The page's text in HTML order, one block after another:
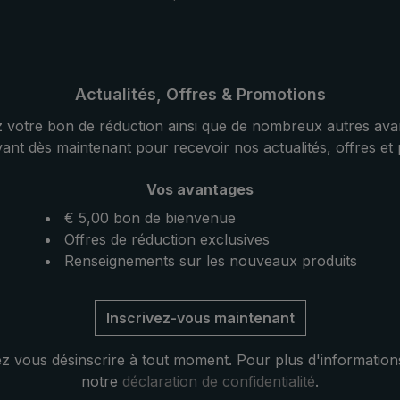
Une fois
housse de
son faible poids, le parapluie
ainsi être porté
pendant une longue
Actualités, Offres & Promotions
votre bon de réduction ainsi que de nombreux autres
dès maintenant pour recevoir nos actualités, offres et
Vos avantages
€ 5,00 bon de bienvenue
Offres de réduction exclusives
Renseignements sur les nouveaux produits
Inscrivez-vous maintenant
vous désinscrire à tout moment. Pour plus
notre déclaration de confidentialité.